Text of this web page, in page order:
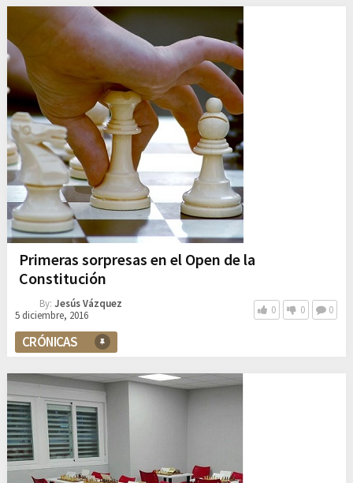
Primeras sorpresas en el Open de la
Constitución
By: Jesús Vázquez
5 diciembre, 2016
0 0 0
CRÓNICAS